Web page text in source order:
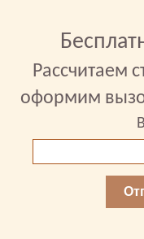
Рассчитаем
оформим